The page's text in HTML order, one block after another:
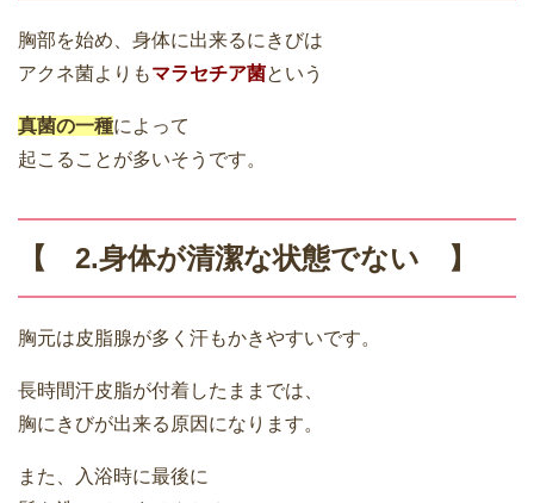
胸部を始め、身体に出来るにきびは
アクネ菌よりもマラセチア菌という
真菌の一種によって
起こることが多いそうです。
【 2.身体が清潔な状態でない 】
胸元は皮脂腺が多く汗もかきやすいです。
長時間汗皮脂が付着したままでは、
胸にきびが出来る原因になります。
また、入浴時に最後に